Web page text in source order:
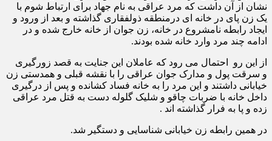
نشان از آن داشت که مرد عراقی به نام جهاد برای ارتباط شوم با
یک زن پای در خانه ای درمنطقه ذولفقاری گذاشته و بعد از ورود و
ایجاد رابطه نامشروع در خانه، زن جوان از خانه خارج شده و در
ادامه چند مرد وارد خانه شده بودند.
از این رو احتمال می رود که عاملان این جنایت به قصد زورگیری
و سرقت پول و مدارک جوان عراقی را با نقشه قبلی و همدستی زن
خیابانی داشتند و این مرد را به خانه فساد کشانده و پس از درگیری
داخل خانه با ضربات چاقو و شلیک گلوله دست به قتل مرد عراقی
زده و پا به فرار گذاشته اند .
در همین رابطه زن خیابانی شناسایی و دستگیر شد.